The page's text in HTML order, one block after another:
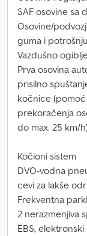
SAF osovine sa
Osovine/
guma i
Vazdušno
Prva osovina
prisilno
kočnice
prekoračenja
do max. 25 km/
Kočioni sistem
DVO-vodna
cevi za lakše
Frekventna
2 nerazmenjiva
EBS,